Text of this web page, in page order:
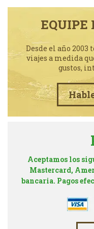
EQUIPE
Desde el año
viajes a medida
gustos,
Aceptamos los
Mastercard,
bancaria. Pagos